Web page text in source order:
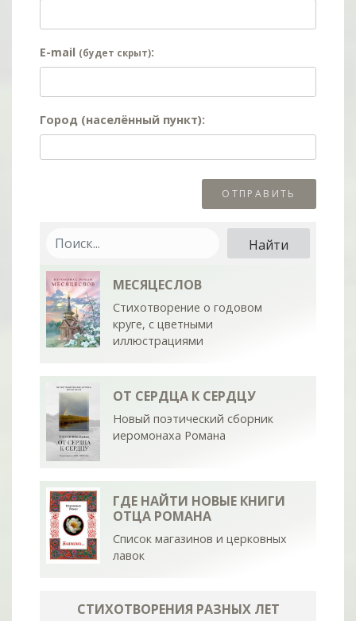
E-mail (будет скрыт):
Город (населённый пункт):
МЕСЯЦЕСЛОВ
Стихотворение о годовом
круге, с цветными
иллюстрациями
ОТ СЕРДЦА К СЕРДЦУ
Новый поэтический сборник
иеромонаха Романа
ГДЕ НАЙТИ НОВЫЕ КНИГИ
ОТЦА РОМАНА
Список магазинов и церковных
лавок
СТИХОТВОРЕНИЯ РАЗНЫХ ЛЕТ